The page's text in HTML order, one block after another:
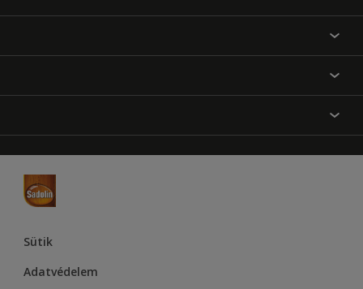
Üzlet kereső
Inspiráció
Hozzáférhetőség
Dulux
Supralux
Sütik
Adatvédelem